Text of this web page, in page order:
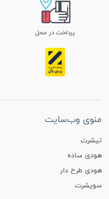
پرداخت در محل
منوی وب‌سایت
تیشرت
هودی ساده
هودی طرح دار
سویشرت